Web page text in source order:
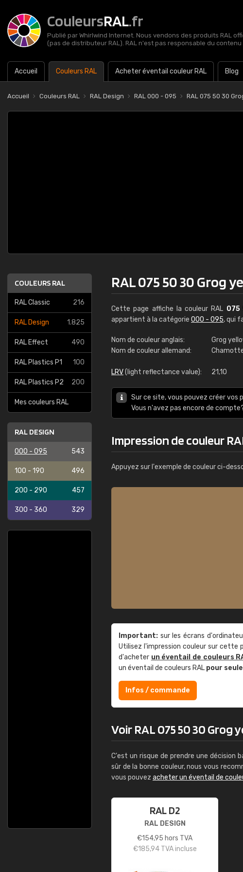
CouleursRAL.fr
Publié par Whirlwind Internet. Nous vendons des produits RAL
(pas de distributeur RAL). RAL n'est pas responsable du contenu
Accueil Couleurs RAL Acheter éventail couleur RAL Blog
Accueil Couleurs RAL RAL Design RAL 000 - 095 RAL 075 50 30
COULEURS RAL
RAL Classic 216
RAL Design 1.825
RAL Effect 490
RAL Plastics P1 100
RAL Plastics P2 200
Mes couleurs RAL
RAL DESIGN
000 - 095 543
100 - 190 496
200 - 290 457
300 - 360 329
RAL 075 50 30 Grog
Cette page affiche la couleur RAL 075
appartient à la catégorie 000 - 095, qui
Nom de couleur anglais:
Grog
Nom de couleur allemand:
LRV(light reflectance value): 21,10
Sur ce site, vous pouvez créer vos
Vous n'avez pas encore de
Impression de couleur
Appuyez sur l'exemple de couleur ci-
Important: sur les écrans
Utilisez l'impression couleur sur cette
d'acheter un éventail de couleurs
un éventail de couleurs RAL pour
Infos / commande
Voir RAL 075 50 30 Grog
C'est un risque de prendre une décision
sûr de la bonne couleur, nous vous
vous pouvez acheter un éventail de
RAL D2
RAL DESIGN
€154,95 hors TVA
€185,94TVA incluse